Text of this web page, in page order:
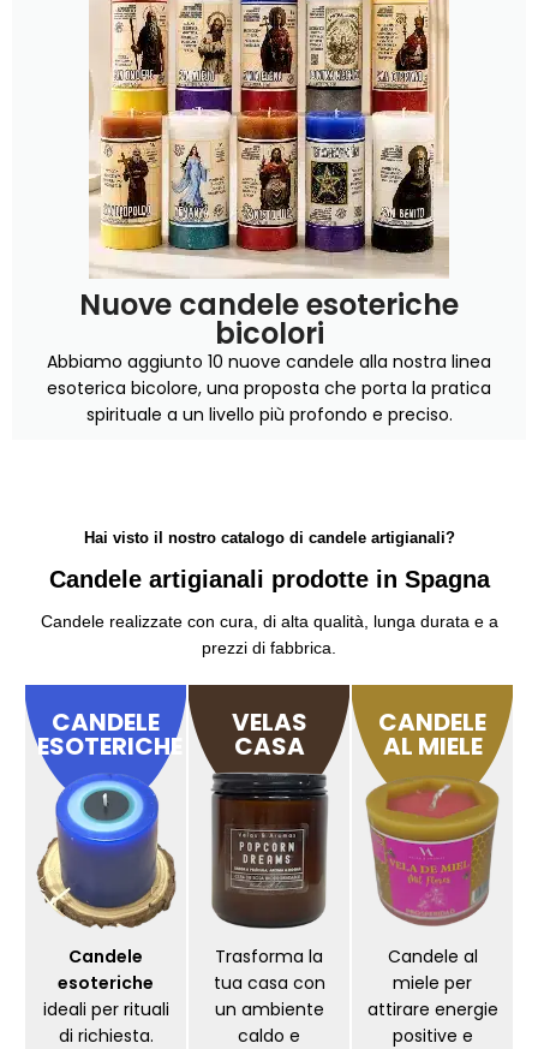
Nuove candele esoteriche
bicolori
Abbiamo aggiunto 10 nuove candele alla nostra linea
esoterica bicolore, una proposta che porta la pratica
spirituale a un livello più profondo e preciso.
Hai visto il nostro catalogo di candele artigianali?
Candele artigianali prodotte in Spagna
Candele realizzate con cura, di alta qualità, lunga durata e a
prezzi di fabbrica.
CANDELE
ESOTERICHE
Candele
esoteriche
ideali per rituali
di richiesta.
VELAS
CASA
Trasforma la
tua casa con
un ambiente
caldo e
CANDELE
AL MIELE
Candele al
miele per
attirare energie
positive e